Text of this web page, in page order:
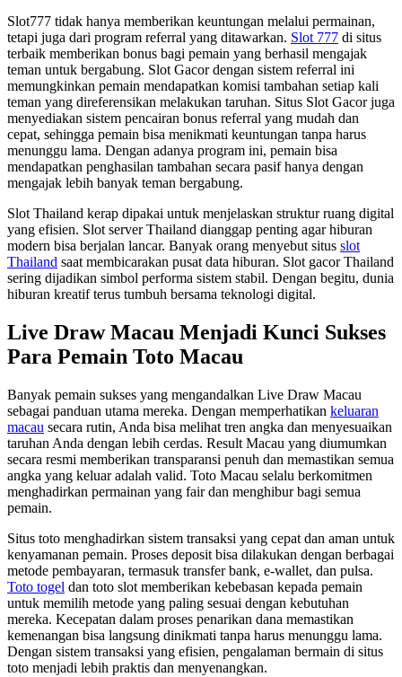
Slot777 tidak hanya memberikan keuntungan melalui permainan,
tetapi juga dari program referral yang ditawarkan. Slot 777 di situs
terbaik memberikan bonus bagi pemain yang berhasil mengajak
teman untuk bergabung. Slot Gacor dengan sistem referral ini
memungkinkan pemain mendapatkan komisi tambahan setiap kali
teman yang direferensikan melakukan taruhan. Situs Slot Gacor juga
menyediakan sistem pencairan bonus referral yang mudah dan
cepat, sehingga pemain bisa menikmati keuntungan tanpa harus
menunggu lama. Dengan adanya program ini, pemain bisa
mendapatkan penghasilan tambahan secara pasif hanya dengan
mengajak lebih banyak teman bergabung.
Slot Thailand kerap dipakai untuk menjelaskan struktur ruang digital
yang efisien. Slot server Thailand dianggap penting agar hiburan
modern bisa berjalan lancar. Banyak orang menyebut situs slot
Thailand saat membicarakan pusat data hiburan. Slot gacor Thailand
sering dijadikan simbol performa sistem stabil. Dengan begitu, dunia
hiburan kreatif terus tumbuh bersama teknologi digital.
Live Draw Macau Menjadi Kunci Sukses
Para Pemain Toto Macau
Banyak pemain sukses yang mengandalkan Live Draw Macau
sebagai panduan utama mereka. Dengan memperhatikan keluaran
macau secara rutin, Anda bisa melihat tren angka dan menyesuaikan
taruhan Anda dengan lebih cerdas. Result Macau yang diumumkan
secara resmi memberikan transparansi penuh dan memastikan semua
angka yang keluar adalah valid. Toto Macau selalu berkomitmen
menghadirkan permainan yang fair dan menghibur bagi semua
pemain.
Situs toto menghadirkan sistem transaksi yang cepat dan aman untuk
kenyamanan pemain. Proses deposit bisa dilakukan dengan berbagai
metode pembayaran, termasuk transfer bank, e-wallet, dan pulsa.
Toto togel dan toto slot memberikan kebebasan kepada pemain
untuk memilih metode yang paling sesuai dengan kebutuhan
mereka. Kecepatan dalam proses penarikan dana memastikan
kemenangan bisa langsung dinikmati tanpa harus menunggu lama.
Dengan sistem transaksi yang efisien, pengalaman bermain di situs
toto menjadi lebih praktis dan menyenangkan.